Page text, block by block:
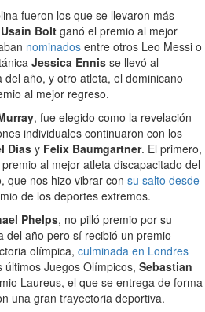
fueron los que se llevaron más
Usain Bolt ganó el premio al mejor
nominados entre otros Leo Messi o
Jessica Ennis se llevó al
año, y otro atleta, el dominicano
al mejor regreso.
, fue elegido como la revelación
individuales continuaron con los
Diasy Felix Baumgartner. El primero,
al mejor atleta discapacitado del
que nos hizo vibrar con su salto desde
de los deportes extremos.
Phelps, no pilló premio por su
del año pero sí recibió un premio
olímpica, culminada en Londres
últimos Juegos Olímpicos, Sebastian
Laureus, el que se entrega de forma
una gran trayectoria deportiva.